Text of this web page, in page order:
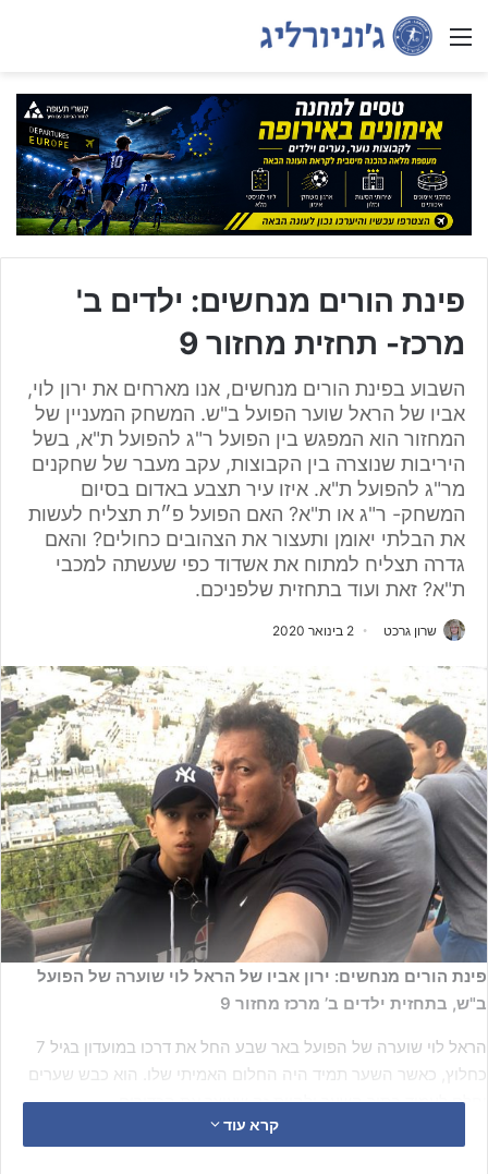
Menu
פינת הורים מנחשים: ילדים ב'
מרכז- תחזית מחזור 9
השבוע בפינת הורים מנחשים, אנו מארחים את ירון לוי,
אביו של הראל שוער הפועל ב"ש. המשחק המעניין של
המחזור הוא המפגש בין הפועל ר"ג להפועל ת"א, בשל
היריבות שנוצרה בין הקבוצות, עקב מעבר של שחקנים
מר"ג להפועל ת"א. איזו עיר תצבע באדום בסיום
המשחק- ר"ג או ת"א? האם הפועל פ״ת תצליח לעשות
את הבלתי יאומן ותעצור את הצהובים כחולים? והאם
גדרה תצליח למתוח את אשדוד כפי שעשתה למכבי
ת"א? זאת ועוד בתחזית שלפניכם.
שרון גרכט 2 בינואר 2020
פינת הורים מנחשים: ירון אביו של הראל לוי שוערה של הפועל
ב"ש, בתחזית ילדים ב’ מרכז מחזור 9
הראל לוי שוערה של הפועל באר שבע החל את דרכו במועדון בגיל 7
כחלוץ, כאשר השער תמיד היה החלום האמיתי שלו. הוא כבש שערים
וחלם לעמוד בתוך השער ולהיות זה שעוצר את הכדורים.
קרא עוד